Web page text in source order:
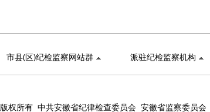
市县(区)纪检监察网站群 派驻纪检监察机构
版权所有 中共安徽省纪律检查委员会 安徽省监察委员